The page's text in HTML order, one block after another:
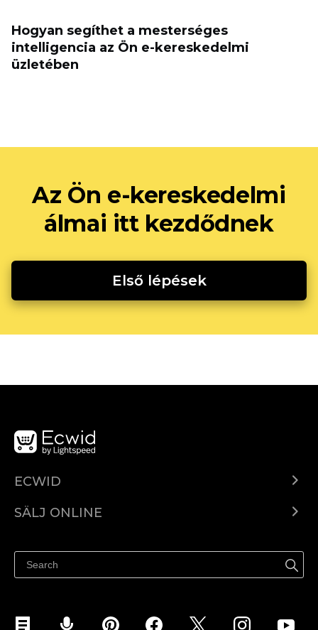
Hogyan segíthet a mesterséges
intelligencia az Ön e-kereskedelmi
üzletében
Az Ön e-kereskedelmi
álmai itt kezdődnek
Első lépések
ECWID
Pris
SÄLJ ONLINE
Sälj på Facebook
Sälj på Instagram